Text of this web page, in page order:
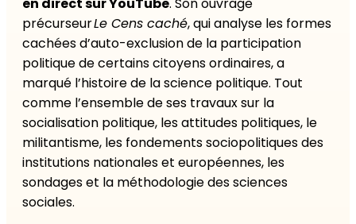
précurseurLe Cens caché, qui analyse les formes
cachées d’auto-exclusion de la participation
politique de certains citoyens ordinaires, a
marqué l’histoire de la science politique. Tout
comme l’ensemble de ses travaux sur la
socialisation politique, les attitudes politiques, le
militantisme, les fondements sociopolitiques des
institutions nationales et européennes, les
sondages et la méthodologie des sciences
sociales.